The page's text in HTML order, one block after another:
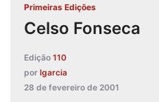
Primeiras Edições
Celso Fonseca
Edição 110
por lgarcia
28 de fevereiro de 2001